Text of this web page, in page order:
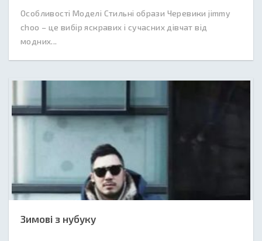
Особливості Моделі Стильні образи Черевики jimmy
choo – це вибір яскравих і сучасних дівчат від
модних...
Зимові з нубуку